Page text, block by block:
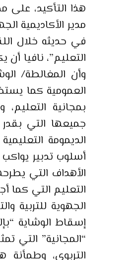
هذا التأكيد، على
مدير الأكاديمية
في حديثه خلال
التعليم”، نافيا
وأن المغالطة/
العمومية كما
بمجانية
جميعها التي
الديمومة
أسلوب تدبير
الأهداف التي
التعليم التي كما
الجهوية للتربية
إسقاط الوشاية
“المجانية” التي
التربوي،